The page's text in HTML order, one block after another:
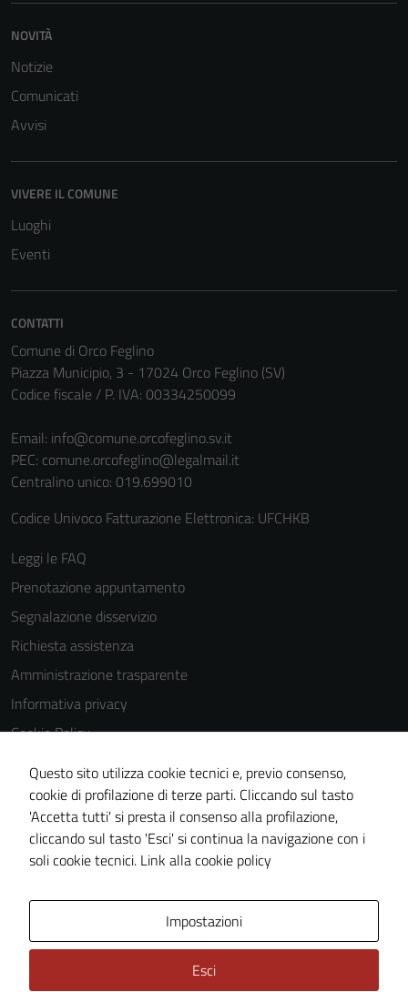
NOVITÀ
Notizie
Comunicati
Avvisi
VIVERE IL COMUNE
Luoghi
Eventi
CONTATTI
Comune di Orco Feglino
Piazza Municipio, 3 - 17024 Orco Feglino (SV)
Codice fiscale / P. IVA: 00334250099
Email: info@comune.orcofeglino.sv.it
PEC: comune.orcofeglino@legalmail.it
Centralino unico: 019.699010
Codice Univoco Fatturazione Elettronica: UFCHKB
Leggi le FAQ
Prenotazione appuntamento
Segnalazione disservizio
Richiesta assistenza
Amministrazione trasparente
Informativa privacy
Cookie Policy
Note legali
Dichiarazione di accessibilità
Piano di miglioramento del sito
Statistiche sito web
Questo sito utilizza cookie tecnici e, previo consenso,
cookie di profilazione di terze parti. Cliccando sul tasto
'Accetta tutti' si presta il consenso alla profilazione,
cliccando sul tasto 'Esci' si continua la navigazione con i
soli cookie tecnici. Link alla cookie policy
Impostazioni
Esci